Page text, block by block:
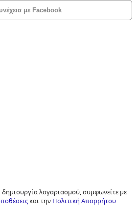
με Facebook
λογαριασμού, συμφωνείτε με
και την Πολιτική Απορρήτου